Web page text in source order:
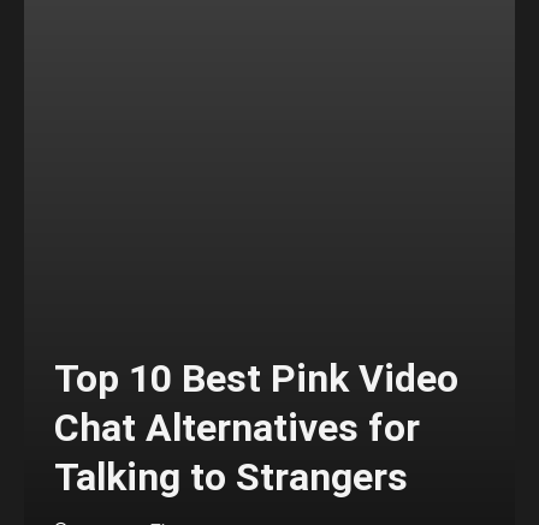
Top 10 Best Pink Video
Chat Alternatives for
Talking to Strangers